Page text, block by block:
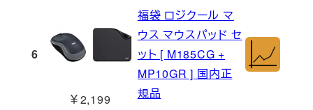
6
￥2,199
福袋 ロジクール マ
ウス マウスパッド セ
ット [ M185CG +
MP10GR ] 国内正
規品